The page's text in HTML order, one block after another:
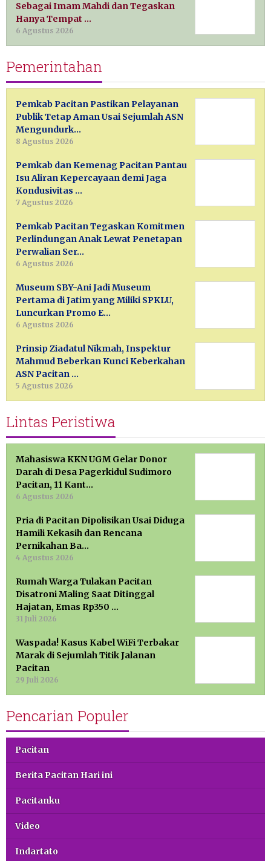
Sebagai Imam Mahdi dan Tegaskan
Hanya Tempat …
6 Agustus 2026
Pemerintahan
Pemkab Pacitan Pastikan Pelayanan
Publik Tetap Aman Usai Sejumlah ASN
Mengundurk…
8 Agustus 2026
Pemkab dan Kemenag Pacitan Pantau
Isu Aliran Kepercayaan demi Jaga
Kondusivitas …
7 Agustus 2026
Pemkab Pacitan Tegaskan Komitmen
Perlindungan Anak Lewat Penetapan
Perwalian Ser…
6 Agustus 2026
Museum SBY-Ani Jadi Museum
Pertama di Jatim yang Miliki SPKLU,
Luncurkan Promo E…
6 Agustus 2026
Prinsip Ziadatul Nikmah, Inspektur
Mahmud Beberkan Kunci Keberkahan
ASN Pacitan …
5 Agustus 2026
Lintas Peristiwa
Mahasiswa KKN UGM Gelar Donor
Darah di Desa Pagerkidul Sudimoro
Pacitan, 11 Kant…
6 Agustus 2026
Pria di Pacitan Dipolisikan Usai Diduga
Hamili Kekasih dan Rencana
Pernikahan Ba…
4 Agustus 2026
Rumah Warga Tulakan Pacitan
Disatroni Maling Saat Ditinggal
Hajatan, Emas Rp350 …
31 Juli 2026
Waspada! Kasus Kabel WiFi Terbakar
Marak di Sejumlah Titik Jalanan
Pacitan
29 Juli 2026
Pencarian Populer
Pacitan
Berita Pacitan Hari ini
Pacitanku
Video
Indartato